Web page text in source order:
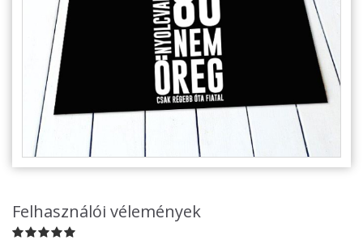
Ajándék Gyerekeknek
Családtagoknak
Barátnak/Barátnőnek
Party kellékek
Névnapi ajándékok
Foglalkozás szerint
Felhasználói vélemények